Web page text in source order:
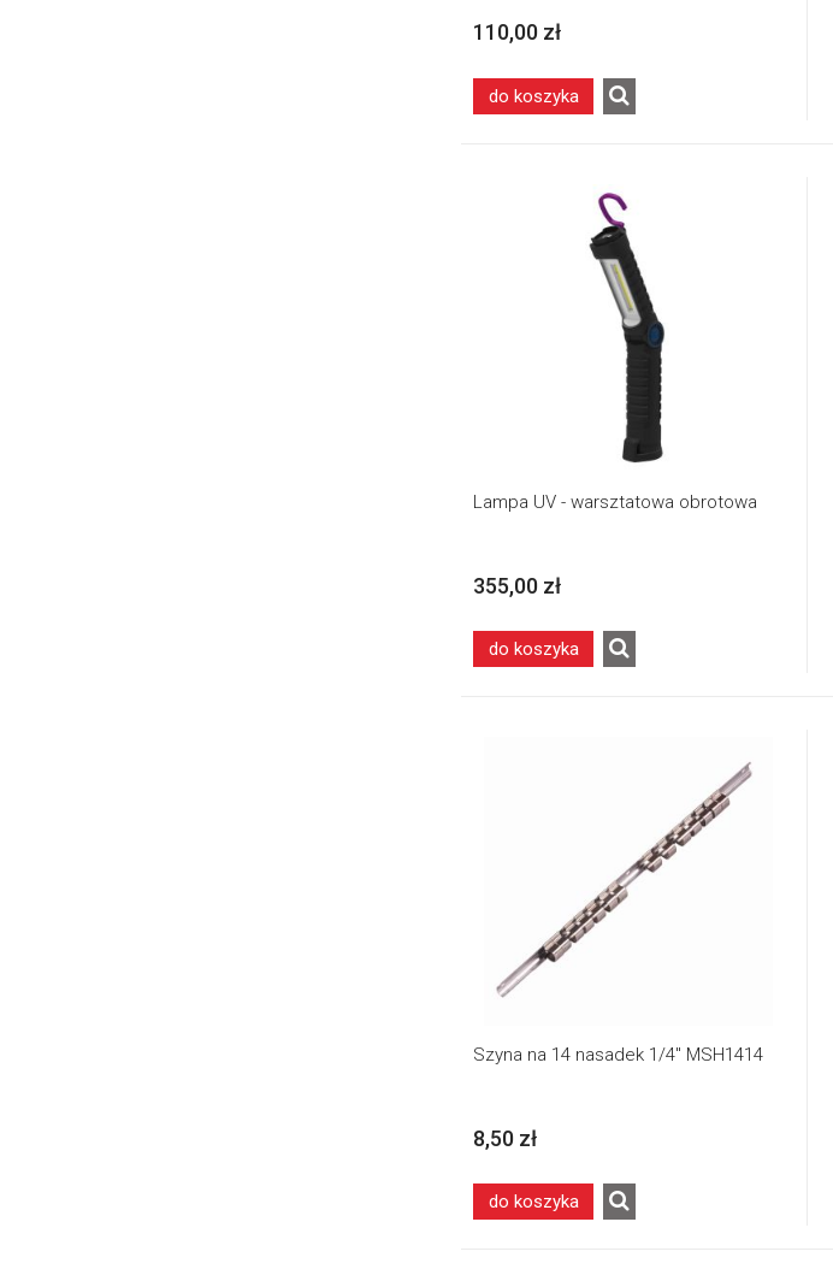
110,00 zł
do koszyka
Lampa UV - warsztatowa obrotowa
355,00 zł
do koszyka
Szyna na 14 nasadek 1/4" MSH1414
8,50 zł
do koszyka